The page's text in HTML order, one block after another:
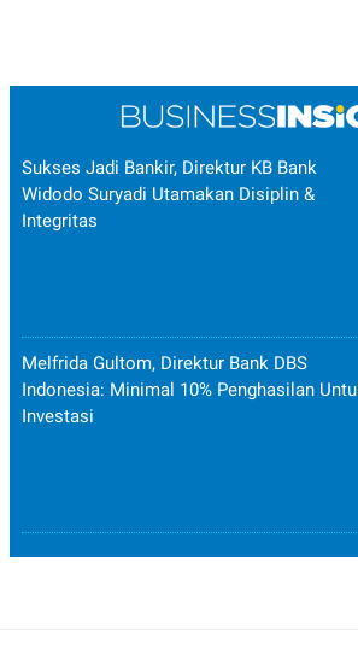
Sukses Jadi Bankir, Direktur KB Bank
Widodo Suryadi Utamakan Disiplin &
Integritas
Melfrida Gultom, Direktur Bank DBS
Indonesia: Minimal 10% Penghasilan
Investasi